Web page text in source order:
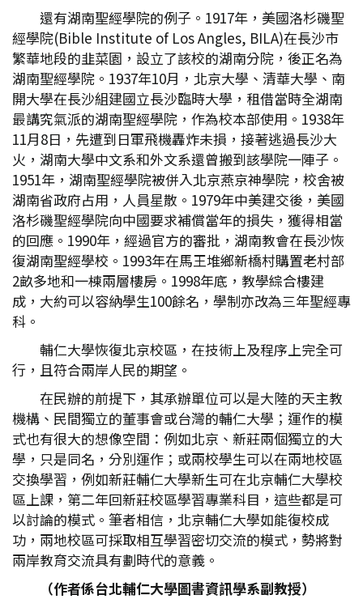
還有湖南聖經學院的例子。1917年，美國洛杉磯聖
經學院(Bible Institute of Los Angles, BILA)在長沙市
繁華地段的韭菜園，設立了該校的湖南分院，後正名為
湖南聖經學院。1937年10月，北京大學、清華大學、南
開大學在長沙組建國立長沙臨時大學，租借當時全湖南
最講究氣派的湖南聖經學院，作為校本部使用。1938年
11月8日，先遭到日軍飛機轟炸未損，接著逃過長沙大
火，湖南大學中文系和外文系還曾搬到該學院一陣子。
1951年，湖南聖經學院被併入北京燕京神學院，校舍被
湖南省政府占用，人員星散。1979年中美建交後，美國
洛杉磯聖經學院向中國要求補償當年的損失，獲得相當
的回應。1990年，經過官方的審批，湖南教會在長沙恢
復湖南聖經學校。1993年在馬王堆鄉新橋村購置老村部
2畝多地和一棟兩層樓房。1998年底，教學綜合樓建
成，大約可以容納學生100餘名，學制亦改為三年聖經專
科。
輔仁大學恢復北京校區，在技術上及程序上完全可
行，且符合兩岸人民的期望。
在民辦的前提下，其承辦單位可以是大陸的天主教
機構、民間獨立的董事會或台灣的輔仁大學；運作的模
式也有很大的想像空間：例如北京、新莊兩個獨立的大
學，只是同名，分別運作；或兩校學生可以在兩地校區
交換學習，例如新莊輔仁大學新生可在北京輔仁大學校
區上課，第二年回新莊校區學習專業科目，這些都是可
以討論的模式。筆者相信，北京輔仁大學如能復校成
功，兩地校區可採取相互學習密切交流的模式，勢將對
兩岸教育交流具有劃時代的意義。
（作者係台北輔仁大學圖書資訊學系副教授）